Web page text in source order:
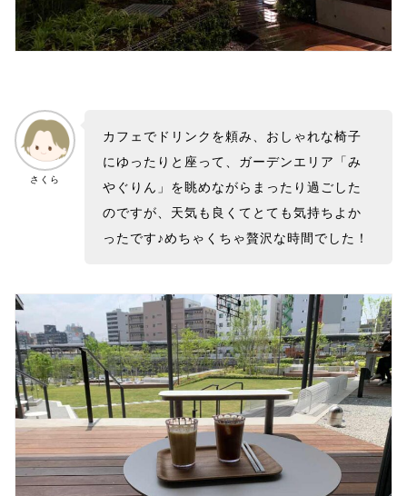
さくら
カフェでドリンクを頼み、おしゃれな椅子
にゆったりと座って、ガーデンエリア「み
やぐりん」を眺めながらまったり過ごした
のですが、天気も良くてとても気持ちよか
ったです♪めちゃくちゃ贅沢な時間でした！